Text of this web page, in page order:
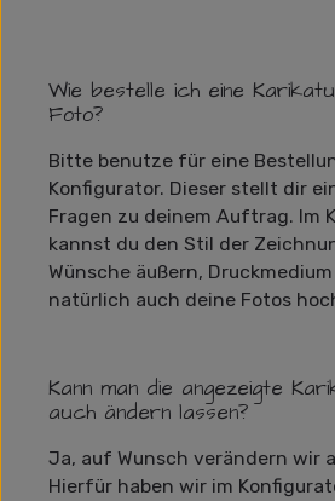
Wie bestelle ich eine
Foto?
Bitte benutze für eine
Konfigurator. Dieser stellt dir
Fragen zu deinem Auftrag. Im
kannst du den Stil der
Wünsche äußern,
natürlich auch deine Fotos
Kann man die angezeigte
auch ändern lassen?
Ja, auf Wunsch verändern wir
Hierfür haben wir im